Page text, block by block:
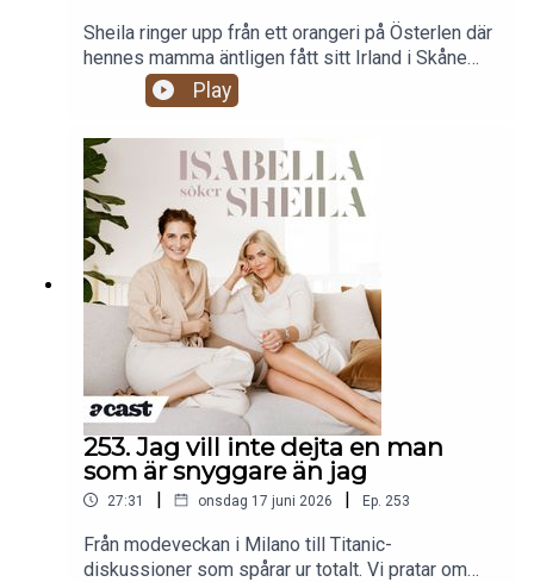
Sheila ringer upp från ett orangeri på Österlen där
hennes mamma äntligen fått sitt Irland i Skåne
medans Bellas vision för Blond Capital Group
växer fram. Vi pratar om varför man inte alltid
måste gräva i sitt djupaste inre, om svenska
entreprenörer som vågar ta steget ut i världen,
och om varför Isabellas pappa helst vill att vi ska
bråka om midsommarbordet.Produceras av More
Than Words
Play
253. Jag vill inte dejta en man
som är snyggare än jag
27:31 | onsdag 17 juni 2026 | Ep. 253
Från modeveckan i Milano till Titanic-
diskussioner som spårar ur totalt. Vi pratar om